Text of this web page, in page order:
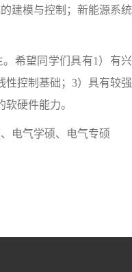
建模与控制；新能源系统
希望同学们具有1）有兴
性控制基础；3）具有较强
硬件能力。
电气学硕、电气专硕